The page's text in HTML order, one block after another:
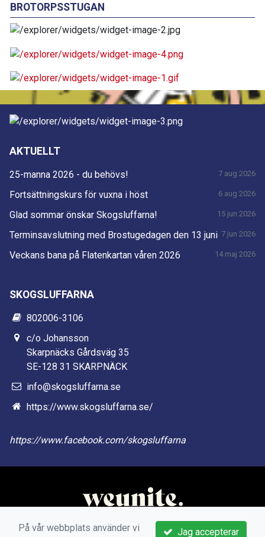
BROTORPSSTUGAN
AKTUELLT
25-manna 2026 - du behövs! 7 aug 2026
Fortsättningskurs för vuxna i höst 6 aug 2026
Glad sommar önskar Skogsluffarna! 15 jun 2026
Terminsavslutning med Brostugedagen den 13 juni 7 jun 2026
Veckans bana på Flatenkartan våren 2026 14 maj 2026
SKOGSLUFFARNA
802006-3106
c/o Johansson
Skarpnäcks Gårdsväg 35
SE-128 31 SKARPNÄCK
info@skogsluffarna.se
https://www.skogsluffarna.se/
https://www.facebook.com/skogsluffarna
Jag accepterar
På vår webbplats använder vi